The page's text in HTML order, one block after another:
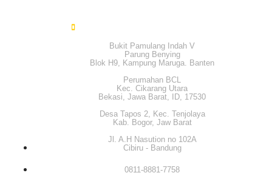
Bukit Pamulang Indah V
Parung Benying
Blok H9, Kampung Maruga. Banten
Perumahan BCL
Kec. Cikarang Utara
Bekasi, Jawa Barat, ID, 17530
Desa Tapos 2, Kec. Tenjolaya
Kab. Bogor, Jaw Barat
Jl. A.H Nasution no 102A
Cibiru - Bandung
0811-8881-7758